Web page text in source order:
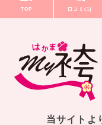
TOP 口コミ(1)
当サイトよ